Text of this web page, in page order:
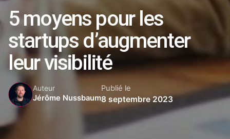
5 moyens pour les
startups d’augmenter
leur visibilité
Auteur
Jérôme Nussbaum
Publié le
8 septembre 2023